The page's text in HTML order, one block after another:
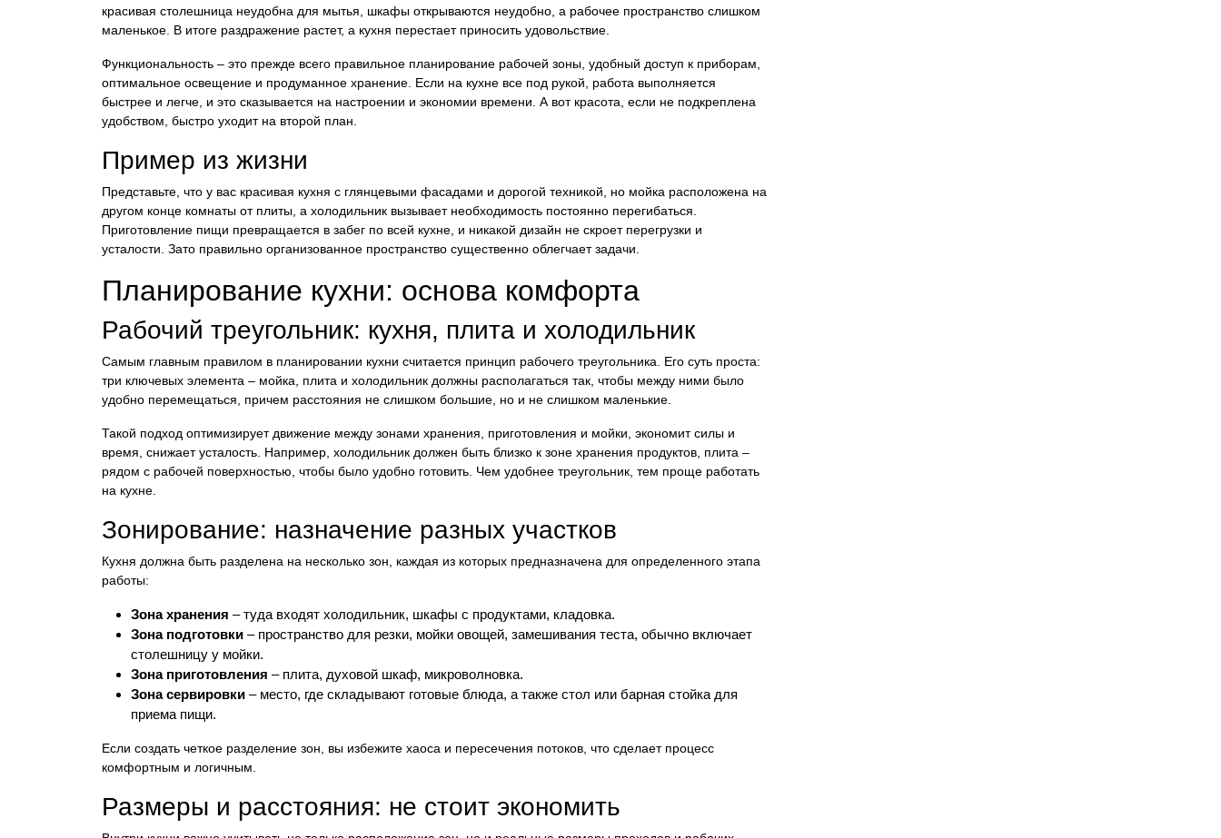
красивая столешница неудобна для мытья, шкафы открываются неудобно, а рабочее пространство слишком
маленькое. В итоге раздражение растет, а кухня перестает приносить удовольствие.
Функциональность – это прежде всего правильное планирование рабочей зоны, удобный доступ к приборам,
оптимальное освещение и продуманное хранение. Если на кухне все под рукой, работа выполняется
быстрее и легче, и это сказывается на настроении и экономии времени. А вот красота, если не подкреплена
удобством, быстро уходит на второй план.
Пример из жизни
Представьте, что у вас красивая кухня с глянцевыми фасадами и дорогой техникой, но мойка расположена на
другом конце комнаты от плиты, а холодильник вызывает необходимость постоянно перегибаться.
Приготовление пищи превращается в забег по всей кухне, и никакой дизайн не скроет перегрузки и
усталости. Зато правильно организованное пространство существенно облегчает задачи.
Планирование кухни: основа комфорта
Рабочий треугольник: кухня, плита и холодильник
Самым главным правилом в планировании кухни считается принцип рабочего треугольника. Его суть проста:
три ключевых элемента – мойка, плита и холодильник должны располагаться так, чтобы между ними было
удобно перемещаться, причем расстояния не слишком большие, но и не слишком маленькие.
Такой подход оптимизирует движение между зонами хранения, приготовления и мойки, экономит силы и
время, снижает усталость. Например, холодильник должен быть близко к зоне хранения продуктов, плита –
рядом с рабочей поверхностью, чтобы было удобно готовить. Чем удобнее треугольник, тем проще работать
на кухне.
Зонирование: назначение разных участков
Кухня должна быть разделена на несколько зон, каждая из которых предназначена для определенного этапа
работы:
Зона хранения – туда входят холодильник, шкафы с продуктами, кладовка.
Зона подготовки – пространство для резки, мойки овощей, замешивания теста, обычно включает
столешницу у мойки.
Зона приготовления – плита, духовой шкаф, микроволновка.
Зона сервировки – место, где складывают готовые блюда, а также стол или барная стойка для
приема пищи.
Если создать четкое разделение зон, вы избежите хаоса и пересечения потоков, что сделает процесс
комфортным и логичным.
Размеры и расстояния: не стоит экономить